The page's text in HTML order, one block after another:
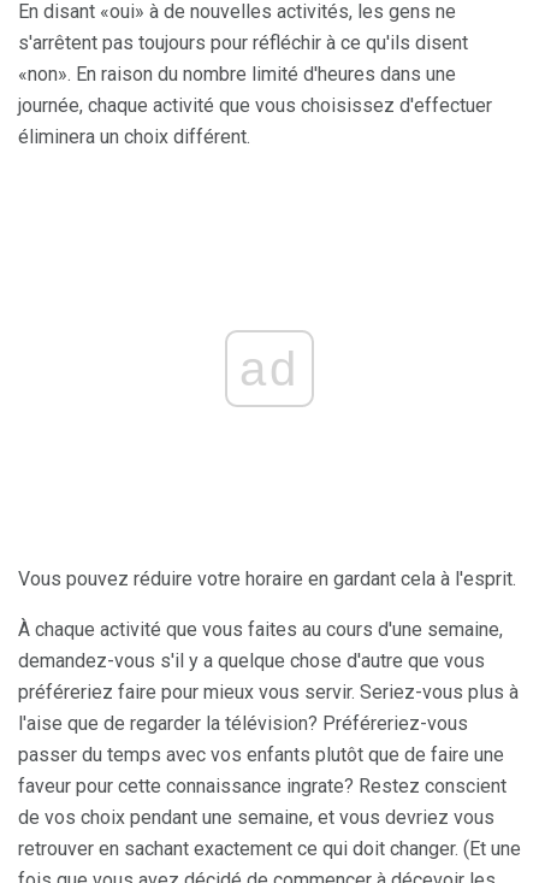
En disant «oui» à de nouvelles activités, les gens ne
s'arrêtent pas toujours pour réfléchir à ce qu'ils disent
«non». En raison du nombre limité d'heures dans une
journée, chaque activité que vous choisissez d'effectuer
éliminera un choix différent.
ad
Vous pouvez réduire votre horaire en gardant cela à l'esprit.
À chaque activité que vous faites au cours d'une semaine,
demandez-vous s'il y a quelque chose d'autre que vous
préféreriez faire pour mieux vous servir. Seriez-vous plus à
l'aise que de regarder la télévision? Préféreriez-vous
passer du temps avec vos enfants plutôt que de faire une
faveur pour cette connaissance ingrate? Restez conscient
de vos choix pendant une semaine, et vous devriez vous
retrouver en sachant exactement ce qui doit changer. (Et une